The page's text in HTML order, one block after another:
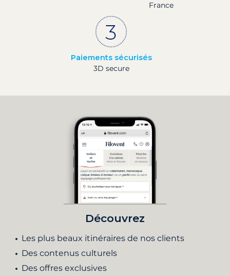
France
Paiements sécurisés
3D secure
Découvrez
Les plus beaux itinéraires de nos clients
Des contenus culturels
Des offres exclusives